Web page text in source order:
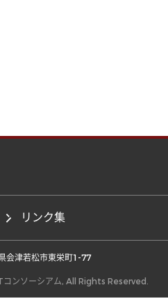
リンク集
会津若松市東栄町1-77
ンソーシアム, All Rights Reserved.